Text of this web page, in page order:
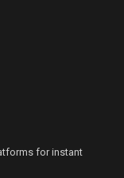
for instant